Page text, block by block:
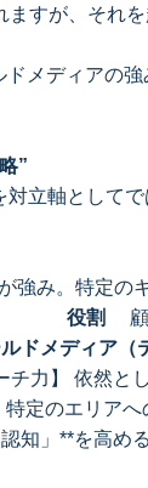
すが、それ
メディアの
”
対立軸として
強み。特定の
す。 役割
顧
ドメディア（
チ力】 依然と
定のエリア
知」**を高め